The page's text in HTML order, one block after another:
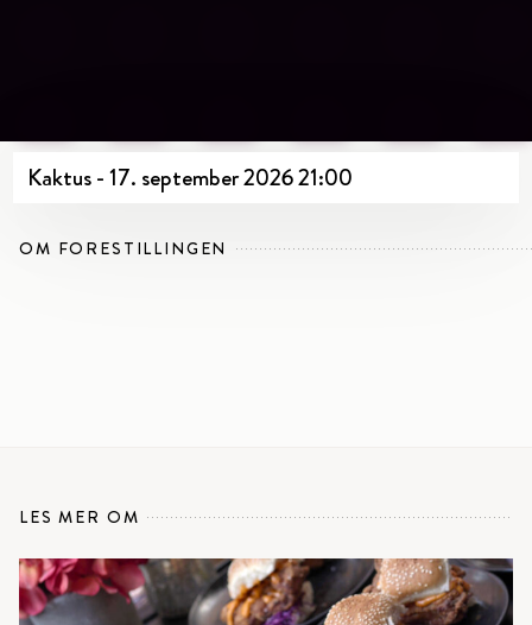
Kaktus - 17. september 2026 21:00
OM FORESTILLINGEN
LES MER OM